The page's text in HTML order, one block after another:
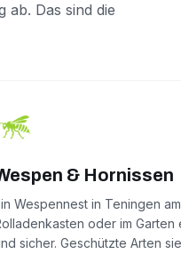
ab. Das sind die
& Hornissen
Wespennest in Teningen
oder im Garten
sicher. Geschützte Arten